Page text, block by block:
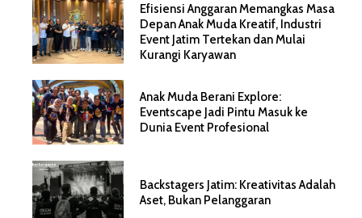
Efisiensi Anggaran Memangkas Masa
Depan Anak Muda Kreatif, Industri
Event Jatim Tertekan dan Mulai
Kurangi Karyawan
Anak Muda Berani Explore:
Eventscape Jadi Pintu Masuk ke
Dunia Event Profesional
Backstagers Jatim: Kreativitas Adalah
Aset, Bukan Pelanggaran